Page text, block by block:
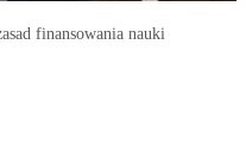
finansowania nauki